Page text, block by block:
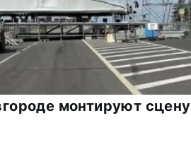
монтируют сцену